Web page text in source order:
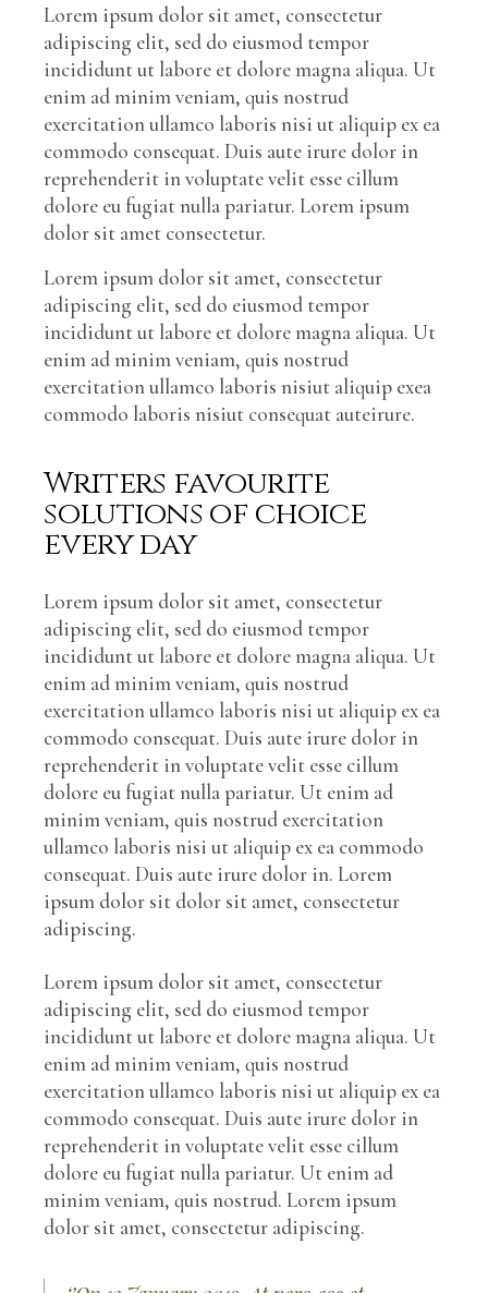
Lorem ipsum dolor sit amet, consectetur
adipiscing elit, sed do eiusmod tempor
incididunt ut labore et dolore magna aliqua. Ut
enim ad minim veniam, quis nostrud
exercitation ullamco laboris nisi ut aliquip ex ea
commodo consequat. Duis aute irure dolor in
reprehenderit in voluptate velit esse cillum
dolore eu fugiat nulla pariatur. Lorem ipsum
dolor sit amet consectetur.
Lorem ipsum dolor sit amet, consectetur
adipiscing elit, sed do eiusmod tempor
incididunt ut labore et dolore magna aliqua. Ut
enim ad minim veniam, quis nostrud
exercitation ullamco laboris nisiut aliquip exea
commodo laboris nisiut consequat auteirure.
Writers favourite
solutions of choice
every day
Lorem ipsum dolor sit amet, consectetur
adipiscing elit, sed do eiusmod tempor
incididunt ut labore et dolore magna aliqua. Ut
enim ad minim veniam, quis nostrud
exercitation ullamco laboris nisi ut aliquip ex ea
commodo consequat. Duis aute irure dolor in
reprehenderit in voluptate velit esse cillum
dolore eu fugiat nulla pariatur. Ut enim ad
minim veniam, quis nostrud exercitation
ullamco laboris nisi ut aliquip ex ea commodo
consequat. Duis aute irure dolor in. Lorem
ipsum dolor sit dolor sit amet, consectetur
adipiscing.
Lorem ipsum dolor sit amet, consectetur
adipiscing elit, sed do eiusmod tempor
incididunt ut labore et dolore magna aliqua. Ut
enim ad minim veniam, quis nostrud
exercitation ullamco laboris nisi ut aliquip ex ea
commodo consequat. Duis aute irure dolor in
reprehenderit in voluptate velit esse cillum
dolore eu fugiat nulla pariatur. Ut enim ad
minim veniam, quis nostrud. Lorem ipsum
dolor sit amet, consectetur adipiscing.